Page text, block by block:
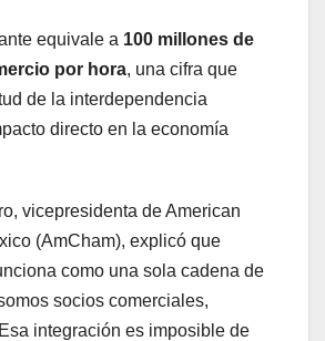
equivale a 100 millones de
por hora, una cifra que
de la interdependencia
directo en la economía
vicepresidenta de American
(AmCham), explicó que
como una sola cadena de
socios comerciales,
integración es imposible de